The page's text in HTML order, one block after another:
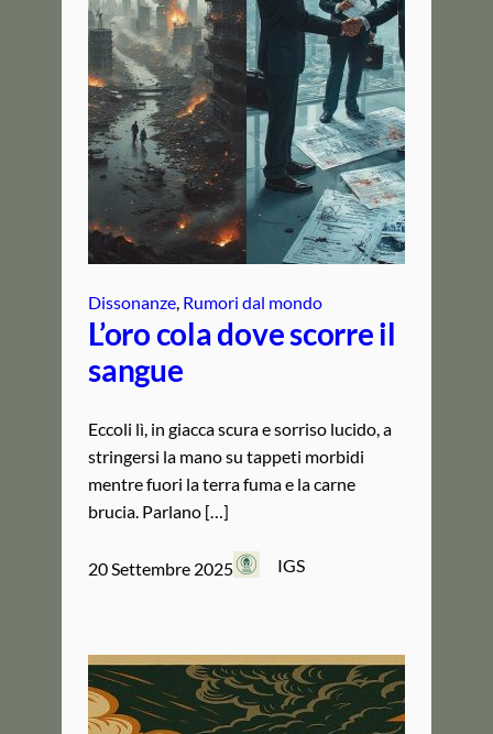
Dissonanze, Rumori dal mondo
L’oro cola dove scorre il
sangue
Eccoli lì, in giacca scura e sorriso lucido, a
stringersi la mano su tappeti morbidi
mentre fuori la terra fuma e la carne
brucia. Parlano […]
20 Settembre 2025 IGS